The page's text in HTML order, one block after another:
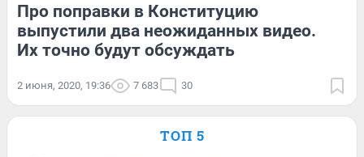
Про поправки в Конституцию
выпустили два неожиданных видео.
Их точно будут обсуждать
2 июня, 2020, 19:36 7 683 30
ТОП 5